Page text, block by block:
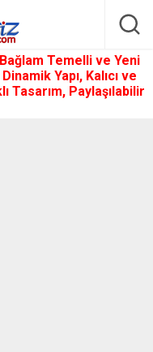
Temelli ve Yeni
Yapı, Kalıcı ve
Tasarım, Paylaşılabilir